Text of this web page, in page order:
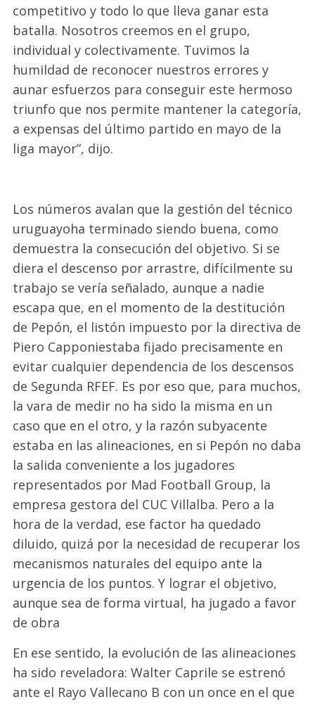
competitivo y todo lo que lleva ganar esta
batalla. Nosotros creemos en el grupo,
individual y colectivamente. Tuvimos la
humildad de reconocer nuestros errores y
aunar esfuerzos para conseguir este hermoso
triunfo que nos permite mantener la categoría,
a expensas del último partido en mayo de la
liga mayor”, dijo.
Los números avalan que la gestión del técnico
uruguayoha terminado siendo buena, como
demuestra la consecución del objetivo. Si se
diera el descenso por arrastre, difícilmente su
trabajo se vería señalado, aunque a nadie
escapa que, en el momento de la destitución
de Pepón, el listón impuesto por la directiva de
Piero Capponiestaba fijado precisamente en
evitar cualquier dependencia de los descensos
de Segunda RFEF. Es por eso que, para muchos,
la vara de medir no ha sido la misma en un
caso que en el otro, y la razón subyacente
estaba en las alineaciones, en si Pepón no daba
la salida conveniente a los jugadores
representados por Mad Football Group, la
empresa gestora del CUC Villalba. Pero a la
hora de la verdad, ese factor ha quedado
diluido, quizá por la necesidad de recuperar los
mecanismos naturales del equipo ante la
urgencia de los puntos.Y lograr el objetivo,
aunque sea de forma virtual, ha jugado a favor
de obra
En ese sentido, la evolución de las alineaciones
ha sido reveladora:Walter Caprile se estrenó
ante el Rayo Vallecano B con un once en el que